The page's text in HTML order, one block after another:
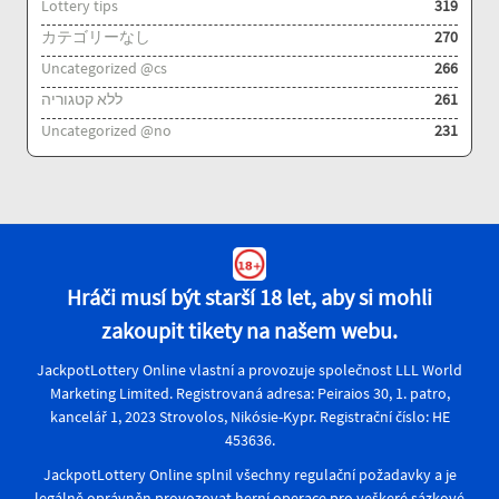
Lottery tips
319
カテゴリーなし
270
Uncategorized @cs
266
ללא קטגוריה
261
Uncategorized @no
231
Hráči musí být starší 18 let, aby si mohli
zakoupit tikety na našem webu.
JackpotLottery Online vlastní a provozuje společnost LLL World
Marketing Limited. Registrovaná adresa: Peiraios 30, 1. patro,
kancelář 1, 2023 Strovolos, Nikósie-Kypr. Registrační číslo: HE
453636.
JackpotLottery Online splnil všechny regulační požadavky a je